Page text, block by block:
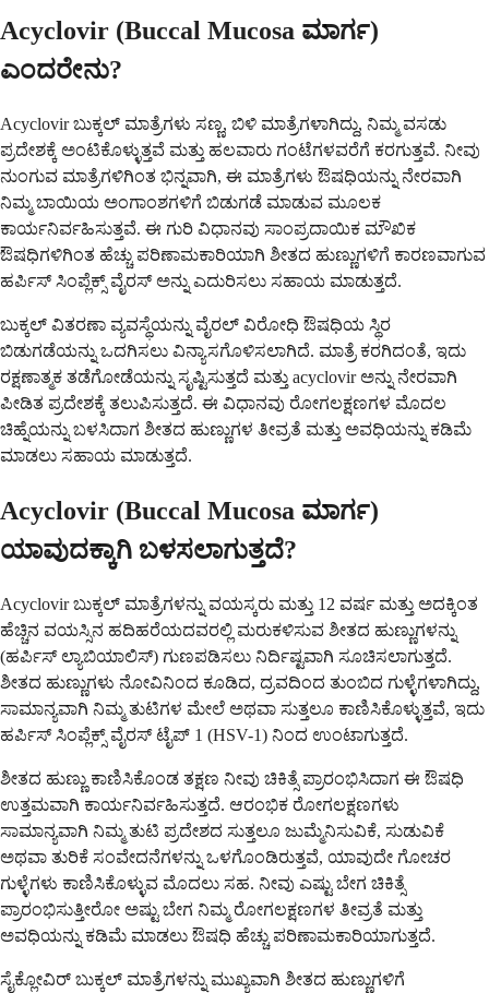
Acyclovir (Buccal Mucosa ಮಾರ್ಗ)
ಎಂದರೇನು?
Acyclovir ಬುಕ್ಕಲ್ ಮಾತ್ರೆಗಳು ಸಣ್ಣ, ಬಿಳಿ ಮಾತ್ರೆಗಳಾಗಿದ್ದು, ನಿಮ್ಮ ವಸಡು
ಪ್ರದೇಶಕ್ಕೆ ಅಂಟಿಕೊಳ್ಳುತ್ತವೆ ಮತ್ತು ಹಲವಾರು ಗಂಟೆಗಳವರೆಗೆ ಕರಗುತ್ತವೆ. ನೀವು
ನುಂಗುವ ಮಾತ್ರೆಗಳಿಗಿಂತ ಭಿನ್ನವಾಗಿ, ಈ ಮಾತ್ರೆಗಳು ಔಷಧಿಯನ್ನು ನೇರವಾಗಿ
ನಿಮ್ಮ ಬಾಯಿಯ ಅಂಗಾಂಶಗಳಿಗೆ ಬಿಡುಗಡೆ ಮಾಡುವ ಮೂಲಕ
ಕಾರ್ಯನಿರ್ವಹಿಸುತ್ತವೆ. ಈ ಗುರಿ ವಿಧಾನವು ಸಾಂಪ್ರದಾಯಿಕ ಮೌಖಿಕ
ಔಷಧಿಗಳಿಗಿಂತ ಹೆಚ್ಚು ಪರಿಣಾಮಕಾರಿಯಾಗಿ ಶೀತದ ಹುಣ್ಣುಗಳಿಗೆ ಕಾರಣವಾಗುವ
ಹರ್ಪಿಸ್ ಸಿಂಪ್ಲೆಕ್ಸ್ ವೈರಸ್ ಅನ್ನು ಎದುರಿಸಲು ಸಹಾಯ ಮಾಡುತ್ತದೆ.
ಬುಕ್ಕಲ್ ವಿತರಣಾ ವ್ಯವಸ್ಥೆಯನ್ನು ವೈರಲ್ ವಿರೋಧಿ ಔಷಧಿಯ ಸ್ಥಿರ
ಬಿಡುಗಡೆಯನ್ನು ಒದಗಿಸಲು ವಿನ್ಯಾಸಗೊಳಿಸಲಾಗಿದೆ. ಮಾತ್ರೆ ಕರಗಿದಂತೆ, ಇದು
ರಕ್ಷಣಾತ್ಮಕ ತಡೆಗೋಡೆಯನ್ನು ಸೃಷ್ಟಿಸುತ್ತದೆ ಮತ್ತು acyclovir ಅನ್ನು ನೇರವಾಗಿ
ಪೀಡಿತ ಪ್ರದೇಶಕ್ಕೆ ತಲುಪಿಸುತ್ತದೆ. ಈ ವಿಧಾನವು ರೋಗಲಕ್ಷಣಗಳ ಮೊದಲ
ಚಿಹ್ನೆಯನ್ನು ಬಳಸಿದಾಗ ಶೀತದ ಹುಣ್ಣುಗಳ ತೀವ್ರತೆ ಮತ್ತು ಅವಧಿಯನ್ನು ಕಡಿಮೆ
ಮಾಡಲು ಸಹಾಯ ಮಾಡುತ್ತದೆ.
Acyclovir (Buccal Mucosa ಮಾರ್ಗ)
ಯಾವುದಕ್ಕಾಗಿ ಬಳಸಲಾಗುತ್ತದೆ?
Acyclovir ಬುಕ್ಕಲ್ ಮಾತ್ರೆಗಳನ್ನು ವಯಸ್ಕರು ಮತ್ತು 12 ವರ್ಷ ಮತ್ತು ಅದಕ್ಕಿಂತ
ಹೆಚ್ಚಿನ ವಯಸ್ಸಿನ ಹದಿಹರೆಯದವರಲ್ಲಿ ಮರುಕಳಿಸುವ ಶೀತದ ಹುಣ್ಣುಗಳನ್ನು
(ಹರ್ಪಿಸ್ ಲ್ಯಾಬಿಯಾಲಿಸ್) ಗುಣಪಡಿಸಲು ನಿರ್ದಿಷ್ಟವಾಗಿ ಸೂಚಿಸಲಾಗುತ್ತದೆ.
ಶೀತದ ಹುಣ್ಣುಗಳು ನೋವಿನಿಂದ ಕೂಡಿದ, ದ್ರವದಿಂದ ತುಂಬಿದ ಗುಳ್ಳೆಗಳಾಗಿದ್ದು,
ಸಾಮಾನ್ಯವಾಗಿ ನಿಮ್ಮ ತುಟಿಗಳ ಮೇಲೆ ಅಥವಾ ಸುತ್ತಲೂ ಕಾಣಿಸಿಕೊಳ್ಳುತ್ತವೆ, ಇದು
ಹರ್ಪಿಸ್ ಸಿಂಪ್ಲೆಕ್ಸ್ ವೈರಸ್ ಟೈಪ್ 1 (HSV-1) ನಿಂದ ಉಂಟಾಗುತ್ತದೆ.
ಶೀತದ ಹುಣ್ಣು ಕಾಣಿಸಿಕೊಂಡ ತಕ್ಷಣ ನೀವು ಚಿಕಿತ್ಸೆ ಪ್ರಾರಂಭಿಸಿದಾಗ ಈ ಔಷಧಿ
ಉತ್ತಮವಾಗಿ ಕಾರ್ಯನಿರ್ವಹಿಸುತ್ತದೆ. ಆರಂಭಿಕ ರೋಗಲಕ್ಷಣಗಳು
ಸಾಮಾನ್ಯವಾಗಿ ನಿಮ್ಮ ತುಟಿ ಪ್ರದೇಶದ ಸುತ್ತಲೂ ಜುಮ್ಮೆನಿಸುವಿಕೆ, ಸುಡುವಿಕೆ
ಅಥವಾ ತುರಿಕೆ ಸಂವೇದನೆಗಳನ್ನು ಒಳಗೊಂಡಿರುತ್ತವೆ, ಯಾವುದೇ ಗೋಚರ
ಗುಳ್ಳೆಗಳು ಕಾಣಿಸಿಕೊಳ್ಳುವ ಮೊದಲು ಸಹ. ನೀವು ಎಷ್ಟು ಬೇಗ ಚಿಕಿತ್ಸೆ
ಪ್ರಾರಂಭಿಸುತ್ತೀರೋ ಅಷ್ಟು ಬೇಗ ನಿಮ್ಮ ರೋಗಲಕ್ಷಣಗಳ ತೀವ್ರತೆ ಮತ್ತು
ಅವಧಿಯನ್ನು ಕಡಿಮೆ ಮಾಡಲು ಔಷಧಿ ಹೆಚ್ಚು ಪರಿಣಾಮಕಾರಿಯಾಗುತ್ತದೆ.
ಸೈಕ್ಲೋವಿರ್ ಬುಕ್ಕಲ್ ಮಾತ್ರೆಗಳನ್ನು ಮುಖ್ಯವಾಗಿ ಶೀತದ ಹುಣ್ಣುಗಳಿಗೆ